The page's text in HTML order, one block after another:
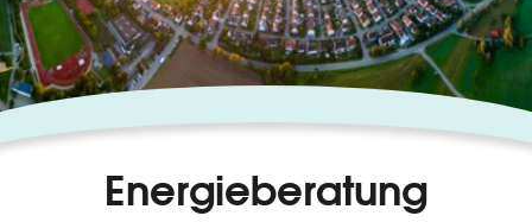
Energieberatung